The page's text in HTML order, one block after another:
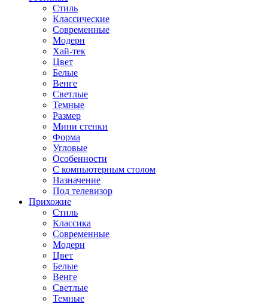
Стиль
Классические
Современные
Модерн
Хай-тек
Цвет
Белые
Венге
Светлые
Темные
Размер
Мини стенки
Форма
Угловые
Особенности
С компьютерным столом
Назначение
Под телевизор
Прихожие
Стиль
Классика
Современные
Модерн
Цвет
Белые
Венге
Светлые
Темные